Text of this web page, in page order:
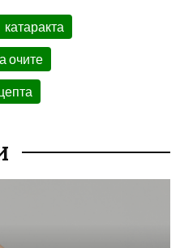
катаракта
очите